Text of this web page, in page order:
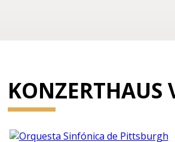
KONZERTHAUS